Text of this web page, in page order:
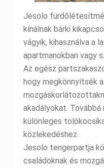
Jesolo
kínálnak bárki
vágyik, kihasználva a
apartmanokban vagy
Az egész
hogy megkönnyítsék
akadályokat.
különleges
közlekedéshez.
Jesolo tengerpartja
családoknak és